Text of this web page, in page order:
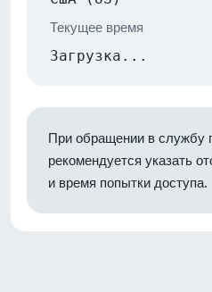
Текущее время
Загрузка...
При обращении в службу
рекомендуется указать
и время попытки доступа.